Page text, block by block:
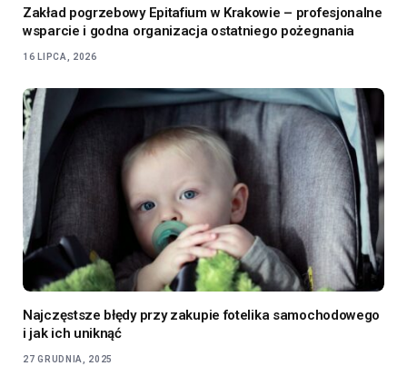
Zakład pogrzebowy Epitafium w Krakowie – profesjonalne
wsparcie i godna organizacja ostatniego pożegnania
16 LIPCA, 2026
Najczęstsze błędy przy zakupie fotelika samochodowego
i jak ich uniknąć
27 GRUDNIA, 2025